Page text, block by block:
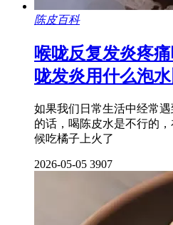
陈皮百科
喉咙反复发炎疼
咙发炎用什么泡
如果我们日常生活中经常
的话，喝陈皮水是不行的
候吃橘子上火了
2026-05-05 3907